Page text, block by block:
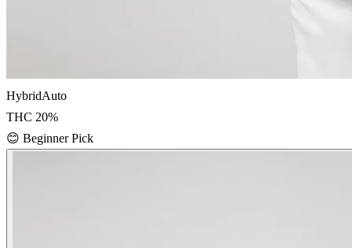
HybridAuto
THC 20%
😊 Beginner Pick